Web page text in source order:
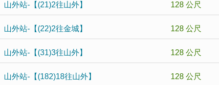
山外站-【(21)2往山外】 128 公尺
山外站-【(22)2往金城】 128 公尺
山外站-【(31)3往山外】 128 公尺
山外站-【(182)18往山外】 128 公尺